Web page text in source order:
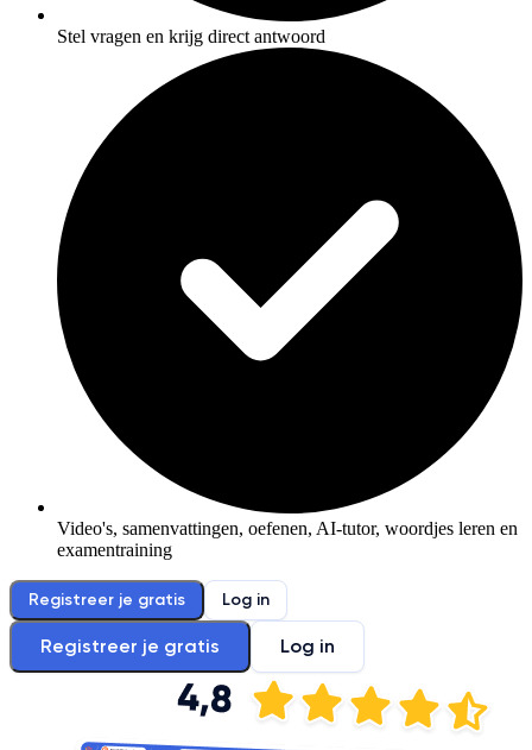
Stel vragen en krijg direct antwoord
Video's, samenvattingen, oefenen, AI-tutor, woordjes leren en
examentraining
Registreer je gratis Log in
Registreer je gratis Log in